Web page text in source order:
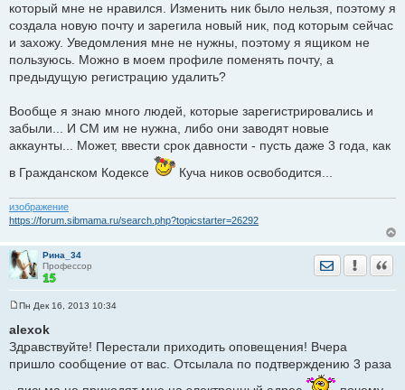
е
н
е
который мне не нравился. Изменить ник было нельзя, поэтому я
создала новую почту и зарегила новый ник, под которым сейчас
и захожу. Уведомления мне не нужны, поэтому я ящиком не
пользуюсь. Можно в моем профиле поменять почту, а
предыдущую регистрацию удалить?
Вообще я знаю много людей, которые зарегистрировались и
забыли... И СМ им не нужна, либо они заводят новые
аккаунты... Может, ввести срок давности - пусть даже 3 года, как
в Гражданском Кодексе
Куча ников освободится...
изображение
https://forum.sibmama.ru/search.php?topicstarter=26292
Рина_34
Профессор
Отправить
о
б
е
Пн Дек 16, 2013 10:34
alexok
Здравствуйте! Перестали приходить оповещения! Вчера
пришло сообщение от вас. Отсылала по подтверждению 3 раза